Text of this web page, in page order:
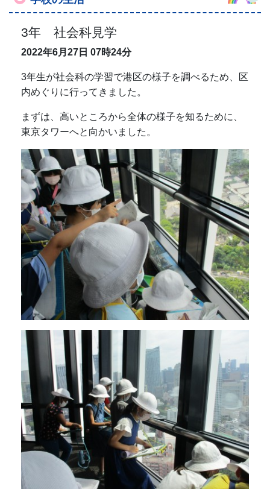
3年 社会科見学
2022年6月27日 07時24分
3年生が社会科の学習で港区の様子を調べるため、区
内めぐりに行ってきました。
まずは、高いところから全体の様子を知るために、
東京タワーへと向かいました。